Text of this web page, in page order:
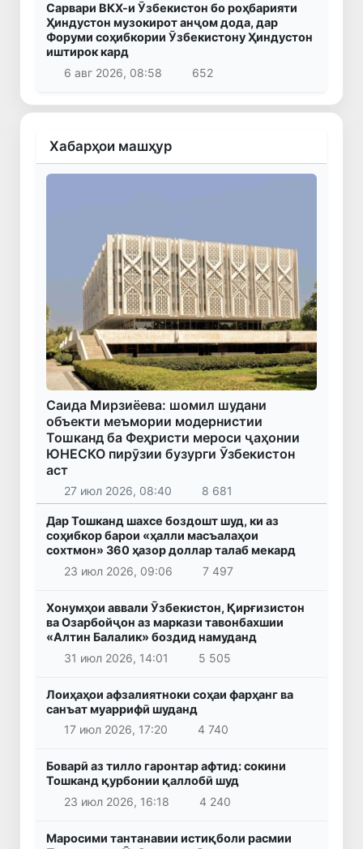
Сарвари ВКХ-и Ӯзбекистон бо роҳбарияти
Ҳиндустон музокирот анҷом дода, дар
Форуми соҳибкории Ӯзбекистону Ҳиндустон
иштирок кард
6 авг 2026, 08:58
652
Хабарҳои машҳур
Саида Мирзиёева: шомил шудани
объекти меъмории модернистии
Тошканд ба Феҳристи мероси ҷаҳонии
ЮНЕСКО пирӯзии бузурги Ӯзбекистон
аст
27 июл 2026, 08:40 8 681
Дар Тошканд шахсе боздошт шуд, ки аз
соҳибкор барои «ҳалли масъалаҳои
сохтмон» 360 ҳазор доллар талаб мекард
23 июл 2026, 09:06
7 497
Хонумҳои аввали Ӯзбекистон, Қирғизистон
ва Озарбойҷон аз маркази тавонбахшии
«Алтин Балалик» боздид намуданд
31 июл 2026, 14:01
5 505
Лоиҳаҳои афзалиятноки соҳаи фарҳанг ва
санъат муаррифӣ шуданд
17 июл 2026, 17:20
4 740
Боварӣ аз тилло гаронтар афтид: сокини
Тошканд қурбонии қаллобӣ шуд
23 июл 2026, 16:18
4 240
Маросими тантанавии истиқболи расмии